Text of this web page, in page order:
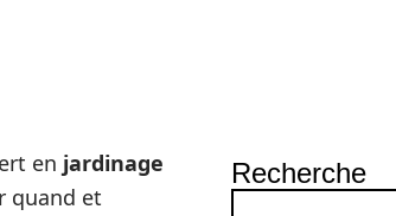
en jardinage
quand et
Recherche